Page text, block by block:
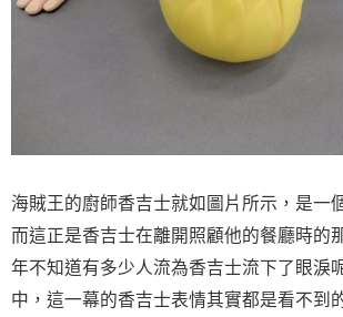
海賊王的廚師香吉士就如圖片所示，是一
而這正是香吉士在離開照顧他的餐廳時的
年不知道有多少人流為香吉士流下了眼淚
中，這一幕的香吉士表情其實都是看不到